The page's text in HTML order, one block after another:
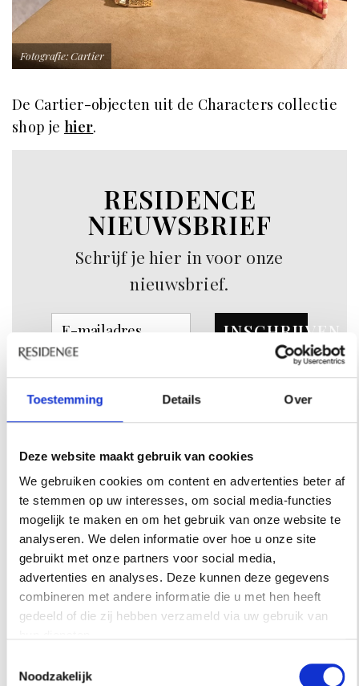
Toestemming Details Over
Deze website maakt gebruik van cookies
We gebruiken cookies om content en advertenties beter af
te stemmen op uw interesses, om social media-functies
mogelijk te maken en om het gebruik van onze website te
analyseren. We delen informatie over hoe u onze site
gebruikt met onze partners voor social media,
advertenties en analyses. Deze kunnen deze gegevens
combineren met andere informatie die u met hen heeft
gedeeld of die zij hebben verzameld via uw gebruik van
Noodzakelijk
Fotografie: Cartier
De Cartier-objecten uit de Characters collectie
shop je hier.
RESIDENCE
NIEUWSBRIEF
Schrijf je hier in voor onze
nieuwsbrief.
INSCHRIJVEN
INSPIRATIE